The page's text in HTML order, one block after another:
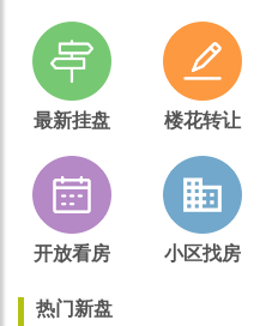
最新挂盘 楼花转让
开放看房 小区找房
热门新盘